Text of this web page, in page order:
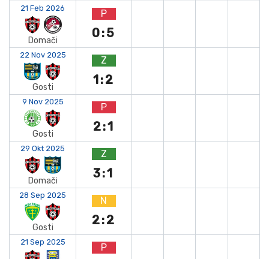
21 Feb 2026
Domači
P
0:5
22 Nov 2025
Gosti
Z
1:2
9 Nov 2025
Gosti
P
2:1
29 Okt 2025
Domači
Z
3:1
28 Sep 2025
Gosti
N
2:2
21 Sep 2025 P